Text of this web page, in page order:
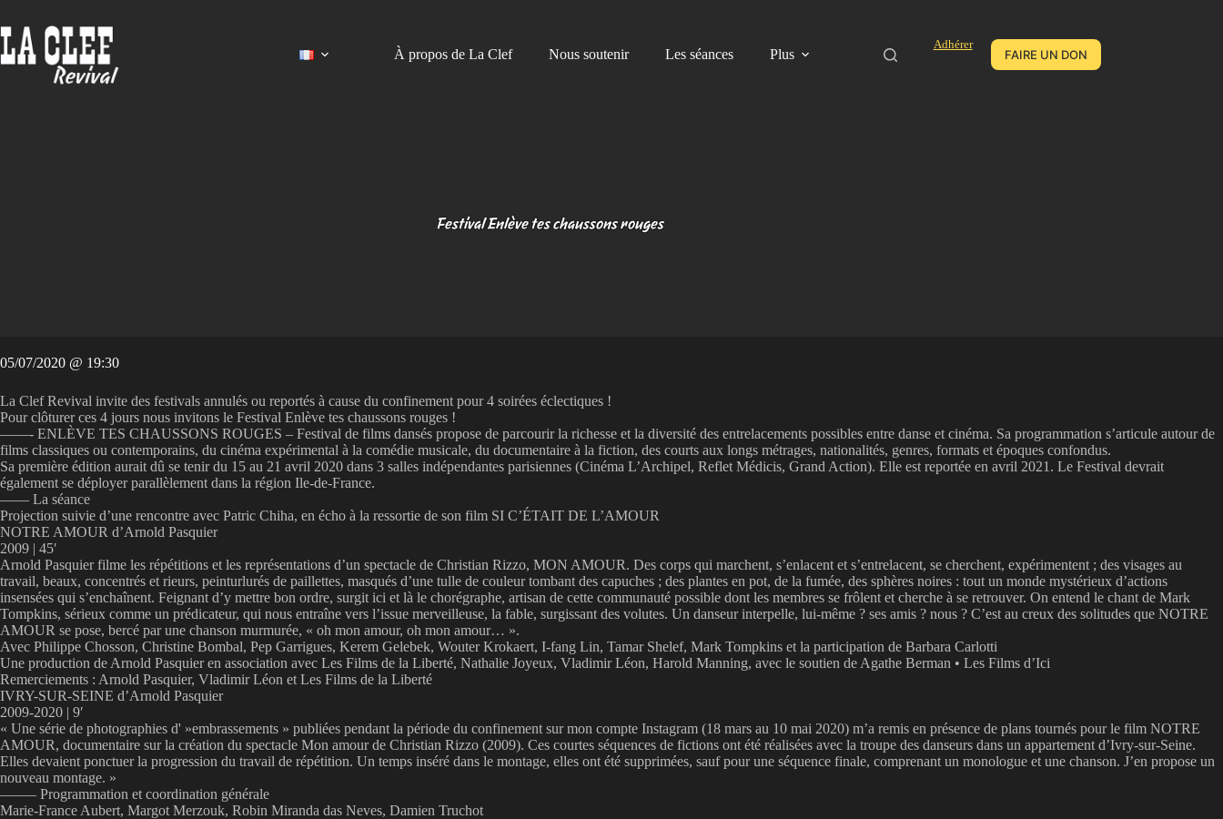
au
contenu
À propos de La Clef
Nous soutenir Les séances Plus
Adhérer
FAIRE UN DON
Festival Enlève tes chaussons rouges
05/07/2020 @ 19:30
La Clef Revival invite des festivals annulés ou reportés à cause du confinement pour 4 soirées éclectiques !
Pour clôturer ces 4 jours nous invitons le Festival Enlève tes chaussons rouges !
——- ENLÈVE TES CHAUSSONS ROUGES – Festival de films dansés propose de parcourir la richesse et la diversité des entrelacements possibles entre danse et cinéma. Sa programmation s’articule autour de
films classiques ou contemporains, du cinéma expérimental à la comédie musicale, du documentaire à la fiction, des courts aux longs métrages, nationalités, genres, formats et époques confondus.
Sa première édition aurait dû se tenir du 15 au 21 avril 2020 dans 3 salles indépendantes parisiennes (Cinéma L’Archipel, Reflet Médicis, Grand Action). Elle est reportée en avril 2021. Le Festival devrait
également se déployer parallèlement dans la région Ile-de-France.
—— La séance
Projection suivie d’une rencontre avec Patric Chiha, en écho à la ressortie de son film SI C’ÉTAIT DE L’AMOUR
NOTRE AMOUR d’Arnold Pasquier
2009 | 45′
Arnold Pasquier filme les répétitions et les représentations d’un spectacle de Christian Rizzo, MON AMOUR. Des corps qui marchent, s’enlacent et s’entrelacent, se cherchent, expérimentent ; des visages au
travail, beaux, concentrés et rieurs, peinturlurés de paillettes, masqués d’une tulle de couleur tombant des capuches ; des plantes en pot, de la fumée, des sphères noires : tout un monde mystérieux d’actions
insensées qui s’enchaînent. Feignant d’y mettre bon ordre, surgit ici et là le chorégraphe, artisan de cette communauté possible dont les membres se frôlent et cherche à se retrouver. On entend le chant de Mark
Tompkins, sérieux comme un prédicateur, qui nous entraîne vers l’issue merveilleuse, la fable, surgissant des volutes. Un danseur interpelle, lui-même ? ses amis ? nous ? C’est au creux des solitudes que NOTRE
AMOUR se pose, bercé par une chanson murmurée, « oh mon amour, oh mon amour… ».
Avec Philippe Chosson, Christine Bombal, Pep Garrigues, Kerem Gelebek, Wouter Krokaert, I-fang Lin, Tamar Shelef, Mark Tompkins et la participation de Barbara Carlotti
Une production de Arnold Pasquier en association avec Les Films de la Liberté, Nathalie Joyeux, Vladimir Léon, Harold Manning, avec le soutien de Agathe Berman • Les Films d’Ici
Remerciements : Arnold Pasquier, Vladimir Léon et Les Films de la Liberté
IVRY-SUR-SEINE d’Arnold Pasquier
2009-2020 | 9′
« Une série de photographies d' »embrassements » publiées pendant la période du confinement sur mon compte Instagram (18 mars au 10 mai 2020) m’a remis en présence de plans tournés pour le film NOTRE
AMOUR, documentaire sur la création du spectacle Mon amour de Christian Rizzo (2009). Ces courtes séquences de fictions ont été réalisées avec la troupe des danseurs dans un appartement d’Ivry-sur-Seine.
Elles devaient ponctuer la progression du travail de répétition. Un temps inséré dans le montage, elles ont été supprimées, sauf pour une séquence finale, comprenant un monologue et une chanson. J’en propose un
nouveau montage. »
——– Programmation et coordination générale
Marie-France Aubert, Margot Merzouk, Robin Miranda das Neves, Damien Truchot